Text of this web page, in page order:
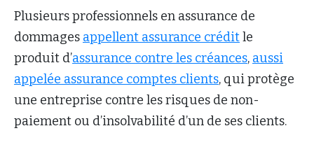
Plusieurs professionnels en assurance de
dommages appellent assurance créditle
produit d’assurance contre les créances, aussi
appelée assurance comptes clients, qui protège
une entreprise contre les risques de non-
paiement ou d’insolvabilité d’un de ses clients.